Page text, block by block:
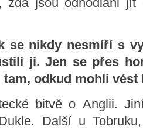
se nikdy nesmíří s
ji. Jen se přes
odkud mohli vést
bitvě o Anglii.
Další u